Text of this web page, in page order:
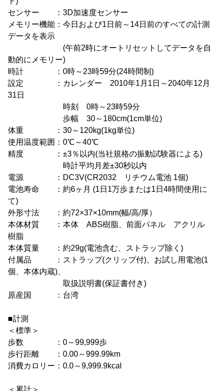
センサー ：3D加速度センサー
メモリー機能：今日および1日前～14日前のすべての計測
データを表示
(午前2時にオートリセットしてデータを自
動的にメモリー)
時計 ：0時～23時59分(24時間制)
設定 ：カレンダー 2010年1月1日～2040年12月
31日
時刻 0時～23時59分
歩幅 30～180cm(1cm単位)
体重 ：30～120kg(1kg単位)
使用温度範囲：0℃～40℃
精度 ：±3％以内(当社規格の振動試験器による)
時計平均月差±30秒以内
電源 ：DC3V(CR2032 リチウム電池 1個)
電池寿命 ：約6ヶ月 (1日1万歩または1日4時間使用に
て)
外形寸法 ：約72×37×10mm(幅/高/厚）
本体材質 ：本体 ABS樹脂、前面パネル アクリル
樹脂
本体質量 ：約29g(電池含む、ストラップ除く)
付属品 ：ストラップ(クリップ付)、お試し用電池(1
個、本体内蔵)、
取扱説明書(保証書付き)
原産国 ：台湾
■計測
＜標準＞
歩数 ：0～99,999歩
歩行距離 ：0.00～999.99km
消費カロリー：0.0～9,999.9kcal
＜累計＞